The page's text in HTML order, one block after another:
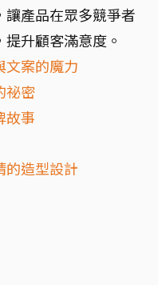
產品在眾多競爭者
升顧客滿意度。
文案的魔力
祕密
故事
的造型設計